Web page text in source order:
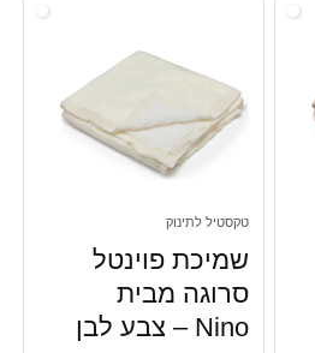
טקסטיל לתינוק
שמיכת פוינטל
סרוגה מבית
Nino – צבע לבן